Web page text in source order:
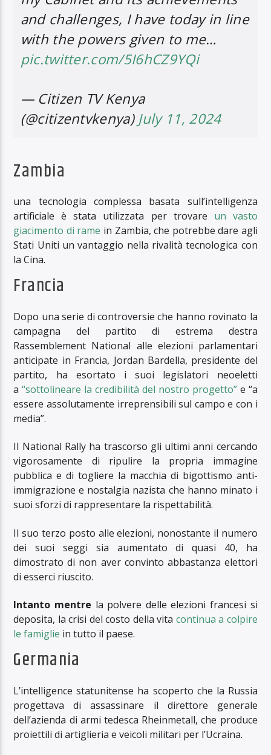
and challenges, I have today in line
with the powers given to me…
pic.twitter.com/5I6hCZ9YQi
— Citizen TV Kenya
(@citizentvkenya) July 11, 2024
Zambia
una tecnologia complessa basata sull’intelligenza
artificiale è stata utilizzata per trovare un vasto
giacimento di rame in Zambia, che potrebbe dare agli
Stati Uniti un vantaggio nella rivalità tecnologica con
la Cina.
Francia
Dopo una serie di controversie che hanno rovinato la
campagna del partito di estrema destra
Rassemblement National alle elezioni parlamentari
anticipate in Francia, Jordan Bardella, presidente del
partito, ha esortato i suoi legislatori neoeletti
a“sottolineare la credibilità del nostro progetto” e “a
essere assolutamente irreprensibili sul campo e con i
media”.
Il National Rally ha trascorso gli ultimi anni cercando
vigorosamente di ripulire la propria immagine
pubblica e di togliere la macchia di bigottismo anti-
immigrazione e nostalgia nazista che hanno minato i
suoi sforzi di rappresentare la rispettabilità.
Il suo terzo posto alle elezioni, nonostante il numero
dei suoi seggi sia aumentato di quasi 40, ha
dimostrato di non aver convinto abbastanza elettori
di esserci riuscito.
Intanto mentre la polvere delle elezioni francesi si
deposita, la crisi del costo della vita continua a colpire
le famiglie in tutto il paese.
Germania
L’intelligence statunitense ha scoperto che la Russia
progettava di assassinare il direttore generale
dell’azienda di armi tedesca Rheinmetall, che produce
proiettili di artiglieria e veicoli militari per l’Ucraina.